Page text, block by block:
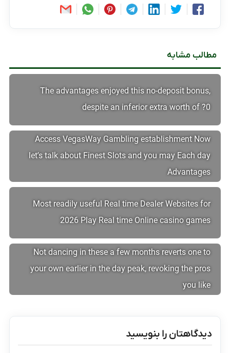
مطالب مشابه
The advantages enjoyed this no-deposit bonus,
despite an inferior extra worth of ?0
Access VegasWay Gambling establishment Now
let’s talk about Finest Slots and you may Each day
Advantages
Most readily useful Real time Dealer Websites for
2026 Play Real time Online casino games
Not dancing in these a few months reverts one to
your own earlier in the day peak, revoking the pros
you like
دیدگاهتان را بنویسید